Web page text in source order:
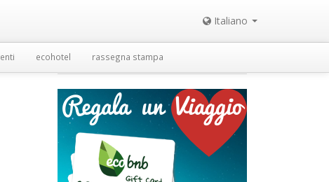
Italiano
ecohotel rassegna stampa